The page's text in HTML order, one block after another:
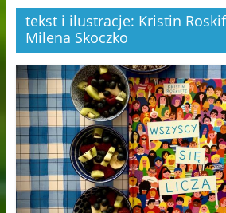
tekst i ilustracje: Kristin
Milena Skoczko